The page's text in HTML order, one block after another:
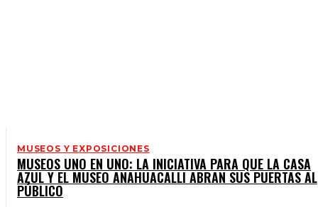
MUSEOS Y EXPOSICIONES
MUSEOS UNO EN UNO: LA INICIATIVA PARA QUE LA CASA
AZUL Y EL MUSEO ANAHUACALLI ABRAN SUS PUERTAS AL
PÚBLICO